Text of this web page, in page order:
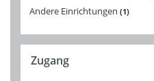
Andere Einrichtungen 1
Zugang